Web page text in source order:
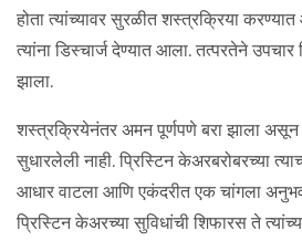
होता त्यांच्यावर सुरळीत शस्त्रक्रिया
त्यांना डिस्चार्ज देण्यात आला. तत्परतेने
झाला.
शस्त्रक्रियेनंतर अमन पूर्णपणे बरा झाला असून
सुधारलेली नाही. प्रिस्टिन केअरबरोबरच्या
आधार वाटला आणि एकंदरीत एक चांगला
प्रिस्टिन केअरच्या सुविधांची शिफारस ते